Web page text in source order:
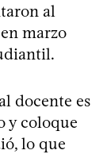
al
marzo
docente es
y coloque
lo que